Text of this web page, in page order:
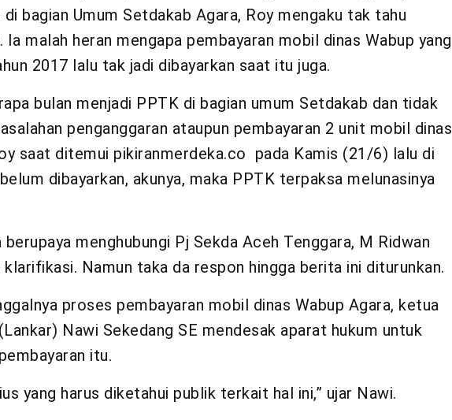
bagian Umum Setdakab Agara, Roy mengaku tak tahu
Ia malah heran mengapa pembayaran mobil dinas Wabup yang
2017 lalu tak jadi dibayarkan saat itu juga.
bulan menjadi PPTK di bagian umum Setdakab dan tidak
penganggaran ataupun pembayaran 2 unit mobil dinas
saat ditemui pikiranmerdeka.co pada Kamis (21/6) lalu di
dibayarkan, akunya, maka PPTK terpaksa melunasinya
menghubungi Pj Sekda Aceh Tenggara, M Ridwan
Namun taka da respon hingga berita ini diturunkan.
proses pembayaran mobil dinas Wabup Agara, ketua
Nawi Sekedang SE mendesak aparat hukum untuk
itu.
yang harus diketahui publik terkait hal ini,” ujar Nawi.